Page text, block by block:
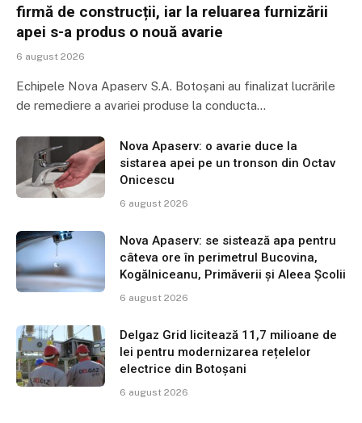
firmă de construcții, iar la reluarea furnizării
apei s-a produs o nouă avarie
6 august 2026
Echipele Nova Apaserv S.A. Botoșani au finalizat lucrările
de remediere a avariei produse la conducta…
Nova Apaserv: o avarie duce la
sistarea apei pe un tronson din Octav
Onicescu
6 august 2026
Nova Apaserv: se sistează apa pentru
câteva ore în perimetrul Bucovina,
Kogălniceanu, Primăverii și Aleea Școlii
6 august 2026
Delgaz Grid licitează 11,7 milioane de
lei pentru modernizarea rețelelor
electrice din Botoșani
6 august 2026